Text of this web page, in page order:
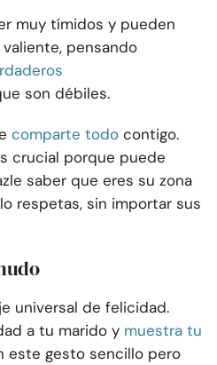
muy tímidos y pueden
pensando
son débiles.
comparte todo contigo.
crucial porque puede
saber que eres su zona
respetas, sin importar sus
universal de felicidad.
a tu marido y muestra tu
este gesto sencillo pero